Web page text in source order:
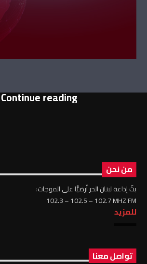
Continue reading
من نحن
بثّ إذاعة لبنان الحر أرضيًّا على الموجات:
102.3 – 102.5 – 102.7 MHZ FM
للمزيد
تواصل معنا